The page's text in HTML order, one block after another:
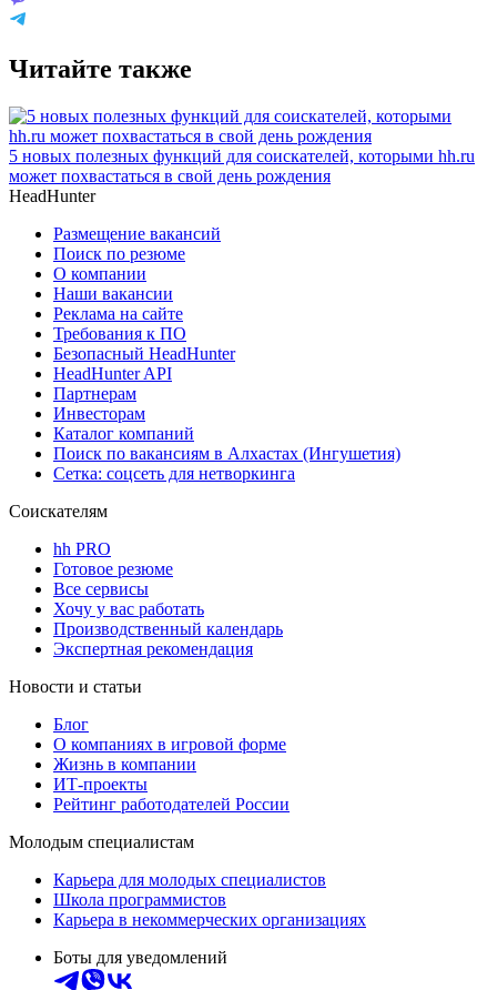
Читайте также
5 новых полезных функций для соискателей, которыми hh.ru
может похвастаться в свой день рождения
HeadHunter
Размещение вакансий
Поиск по резюме
О компании
Наши вакансии
Реклама на сайте
Требования к ПО
Безопасный HeadHunter
HeadHunter API
Партнерам
Инвесторам
Каталог компаний
Поиск по вакансиям в Алхастах (Ингушетия)
Сетка: соцсеть для нетворкинга
Соискателям
hh PRO
Готовое резюме
Все сервисы
Хочу у вас работать
Производственный календарь
Экспертная рекомендация
Новости и статьи
Блог
О компаниях в игровой форме
Жизнь в компании
ИТ-проекты
Рейтинг работодателей России
Молодым специалистам
Карьера для молодых специалистов
Школа программистов
Карьера в некоммерческих организациях
Боты для уведомлений